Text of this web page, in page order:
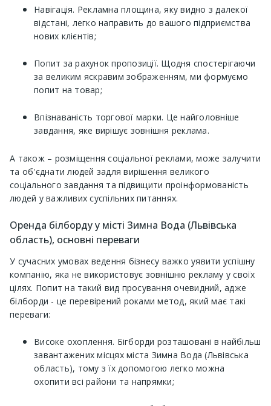
Навігація. Рекламна площина, яку видно з далекої
відстані, легко направить до вашого підприємства
нових клієнтів;
Попит за рахунок пропозиції. Щодня спостерігаючи
за великим яскравим зображенням, ми формуємо
попит на товар;
Впізнаваність торгової марки. Це найголовніше
завдання, яке вирішує зовнішня реклама.
А також – розміщення соціальної реклами, може залучити
та об'єднати людей задля вирішення великого
соціального завдання та підвищити проінформованість
людей у ​​важливих суспільних питаннях.
Оренда білборду у місті Зимна Вода (Львівська
область), основні переваги
У сучасних умовах ведення бізнесу важко уявити успішну
компанію, яка не використовує зовнішню рекламу у своїх
цілях. Попит на такий вид просування очевидний, адже
білборди - це перевірений роками метод, який має такі
переваги:
Високе охоплення. Бігборди розташовані в найбільш
завантажених місцях міста Зимна Вода (Львівська
область), тому з їх допомогою легко можна
охопити всі райони та напрямки;